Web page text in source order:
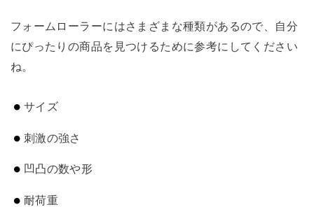
フォームローラーにはさまざまな種類があるので、自分
にぴったりの商品を見つけるために参考にしてください
ね。
サイズ
刺激の強さ
凹凸の数や形
耐荷重